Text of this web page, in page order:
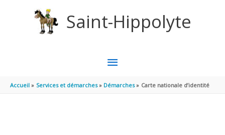
Saint-Hippolyte
MENU
PRINCIPAL
Accueil Services et démarches Démarches Carte nationale d’identité